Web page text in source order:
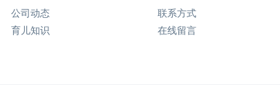
公司动态
育儿知识
联系方式
在线留言